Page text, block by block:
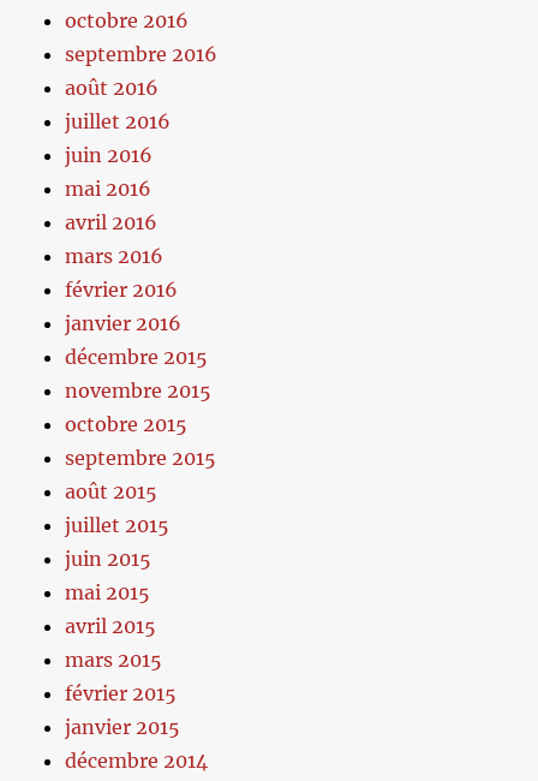
octobre 2016
septembre 2016
août 2016
juillet 2016
juin 2016
mai 2016
avril 2016
mars 2016
février 2016
janvier 2016
décembre 2015
novembre 2015
octobre 2015
septembre 2015
août 2015
juillet 2015
juin 2015
mai 2015
avril 2015
mars 2015
février 2015
janvier 2015
décembre 2014